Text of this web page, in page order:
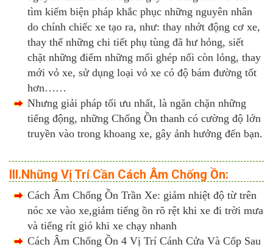
tìm kiếm biện pháp khắc phục những nguyên nhân
do chính chiếc xe tạo ra, như: thay nhớt động cơ xe,
thay thế những chi tiết phụ tùng đã hư hỏng, siết
chặt những điểm những mối ghép nối còn lỏng, thay
mới vỏ xe, sử dụng loại vỏ xe có độ bám đường tốt
hơn……
Nhưng giải pháp tối ưu nhất, là ngăn chặn những
tiếng động, những Chống Ồn thanh có cường độ lớn
truyền vào trong khoang xe, gây ảnh hưởng đến bạn.
III.Những Vị Trí Cần Cách Âm Chống Ồn:
Cách Âm Chống Ồn Trần Xe: giảm nhiệt độ từ trên
nóc xe vào xe,giảm tiếng ồn rõ rệt khi xe đi trời mưa
và tiếng rít gió khi xe chạy nhanh
Cách Âm Chống Ồn 4 Vị Trí Cánh Cửa Và Cốp Sau